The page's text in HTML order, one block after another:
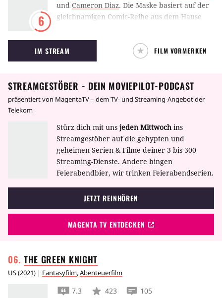
6
und Cameron Diaz. Die Maske basiert auf der
gleichnamigen Comic-Reihe aus dem Hause
Carrey in einer Paraderolle als Zoot Suit
tragender Super-Trickster.
IM STREAM FILM VORMERKEN
STREAMGESTÖBER - DEIN MOVIEPILOT-PODCAST
präsentiert von MagentaTV – dem TV- und Streaming-Angebot der
Telekom
Stürz dich mit uns jeden Mittwoch ins
Streamgestöber auf die gehypten und
geheimen Serien & Filme deiner 3 bis 300
Streaming-Dienste. Andere bingen
Feierabendbier, wir trinken Feierabendserien.
JETZT REINHÖREN
MAGENTA TV ENTDECKEN
THE GREEN KNIGHT
US(2021) | Fantasyfilm,Abenteuerfilm
7.3 423 105